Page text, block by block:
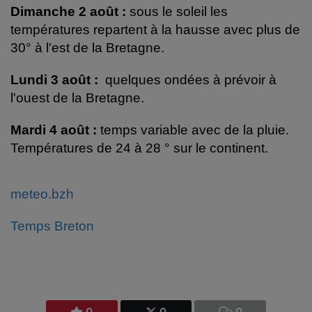
Dimanche 2 août : sous le soleil les
températures repartent à la hausse avec plus de
30° à l'est de la Bretagne.
Lundi 3 août : quelques ondées à prévoir à
l'ouest de la Bretagne.
Mardi 4 août : temps variable avec de la pluie.
Températures de 24 à 28 ° sur le continent.
meteo.bzh
Temps Breton